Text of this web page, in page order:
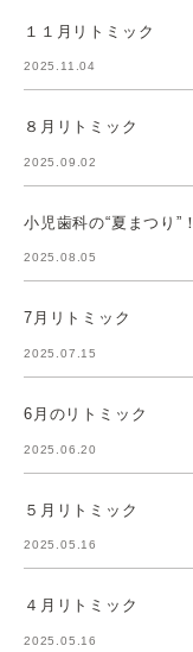
１１月リトミック
2025.11.04
８月リトミック
2025.09.02
小児歯科の“夏まつり”！
2025.08.05
7月リトミック
2025.07.15
6月のリトミック
2025.06.20
５月リトミック
2025.05.16
４月リトミック
2025.05.16